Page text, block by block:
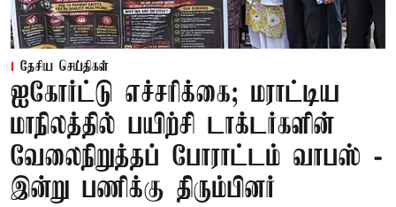
தேசிய செய்திகள்
ஐகோர்ட்டு எச்சரிக்கை; மராட்டிய
மாநிலத்தில் பயிற்சி டாக்டர்களின்
வேலைநிறுத்தப் போராட்டம் வாபஸ் -
இன்று பணிக்கு திரும்பினர்